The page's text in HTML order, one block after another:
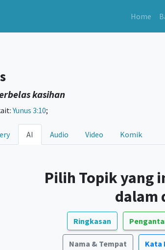
Home
kasihan
Yunus 3:10;
AI Audio Video Komik
Pilih Topik yang
dalam
Ringkasan
Nama & Tempat Kata